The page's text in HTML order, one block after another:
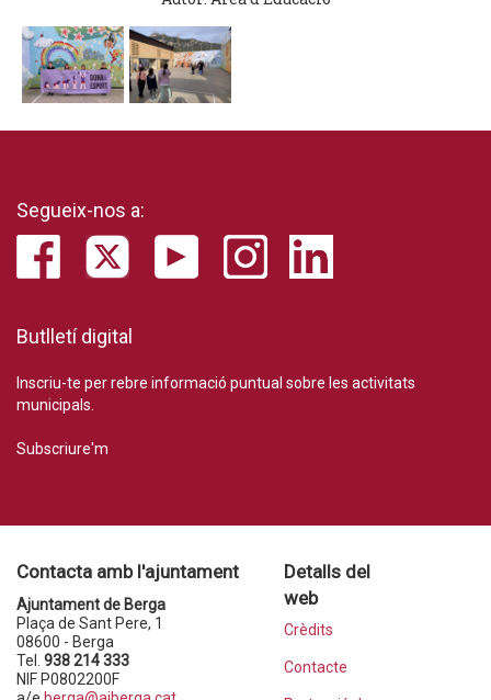
Segueix-nos a:
Butlletí digital
Inscriu-te per rebre informació puntual sobre les activitats
municipals.
Subscriure'm
Contacta amb l'ajuntament
Ajuntament de Berga
Plaça de Sant Pere, 1
08600 - Berga
Tel. 938 214 333
NIF P0802200F
Detalls del
web
Crèdits
Contacte